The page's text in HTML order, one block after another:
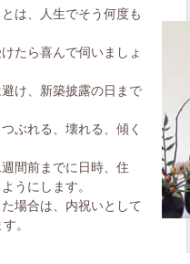
は、人生でそう何度も
たら喜んで伺いましょ
け、新築披露の日まで
ぶれる、壊れる、傾く
間前までに日時、住
うにします。
場合は、内祝いとして
。